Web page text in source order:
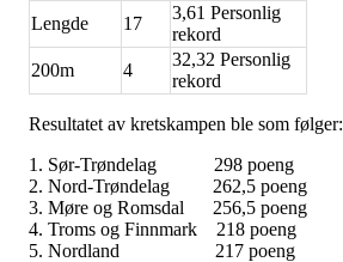
Lengde
17
3,61 Personlig
rekord
200m
4
32,32 Personlig
rekord
Resultatet av kretskampen ble som følger:
1. Sør-Trøndelag 298 poeng
2. Nord-Trøndelag 262,5 poeng
3. Møre og Romsdal 256,5 poeng
4. Troms og Finnmark 218 poeng
5. Nordland 217 poeng